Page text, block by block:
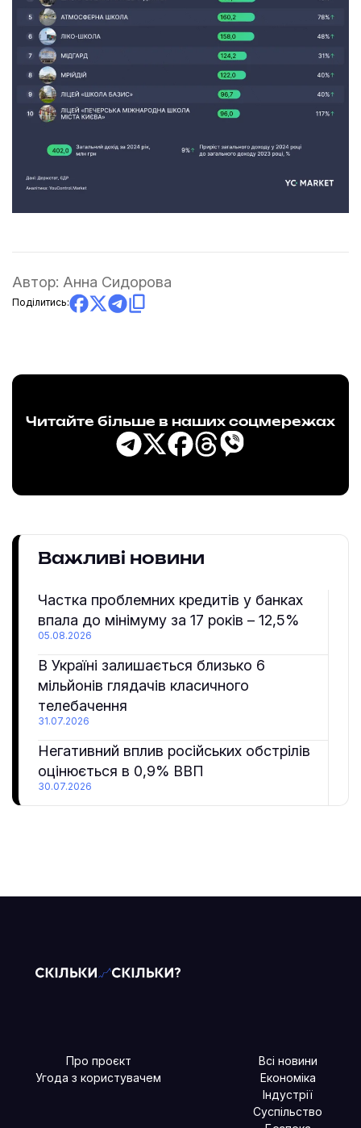
Автор: Анна Сидорова
Поділитись:
Читайте більше в наших соцмережах
Важливі новини
Частка проблемних кредитів у банках
впала до мінімуму за 17 років – 12,5%
05.08.2026
В Україні залишається близько 6
мільйонів глядачів класичного
телебачення
31.07.2026
Негативний вплив російських обстрілів
оцінюється в 0,9% ВВП
30.07.2026
Про проєкт
Угода з користувачем
Всі новини
Економіка
Індустрії
Суспільство